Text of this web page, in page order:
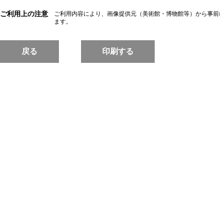
ご利用上の注意
ご利用内容により、画像提供元（美術館・博物館等）から事
ます。
戻る 印刷する